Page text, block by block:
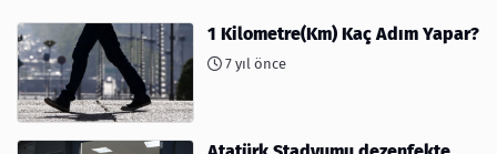
1 Kilometre(Km) Kaç Adım Yapar?
7 yıl önce